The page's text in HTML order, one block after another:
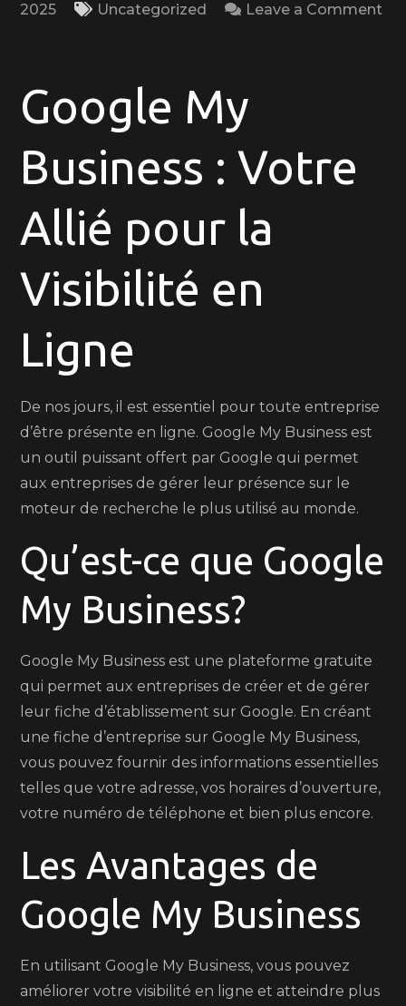
2025
Uncategorized
Leave a Comment
Votre
Présence
Ligne
avec
Google
My
Google My
Business : Votre
Allié pour la
Visibilité en
Ligne
De nos jours, il est essentiel pour toute entreprise
d’être présente en ligne. Google My Business est
un outil puissant offert par Google qui permet
aux entreprises de gérer leur présence sur le
moteur de recherche le plus utilisé au monde.
Qu’est-ce que Google
My Business?
Google My Business est une plateforme gratuite
qui permet aux entreprises de créer et de gérer
leur fiche d’établissement sur Google. En créant
une fiche d’entreprise sur Google My Business,
vous pouvez fournir des informations essentielles
telles que votre adresse, vos horaires d’ouverture,
votre numéro de téléphone et bien plus encore.
Les Avantages de
Google My Business
En utilisant Google My Business, vous pouvez
améliorer votre visibilité en ligne et atteindre plus